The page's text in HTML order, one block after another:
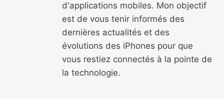
d'applications mobiles. Mon objectif
est de vous tenir informés des
dernières actualités et des
évolutions des iPhones pour que
vous restiez connectés à la pointe de
la technologie.